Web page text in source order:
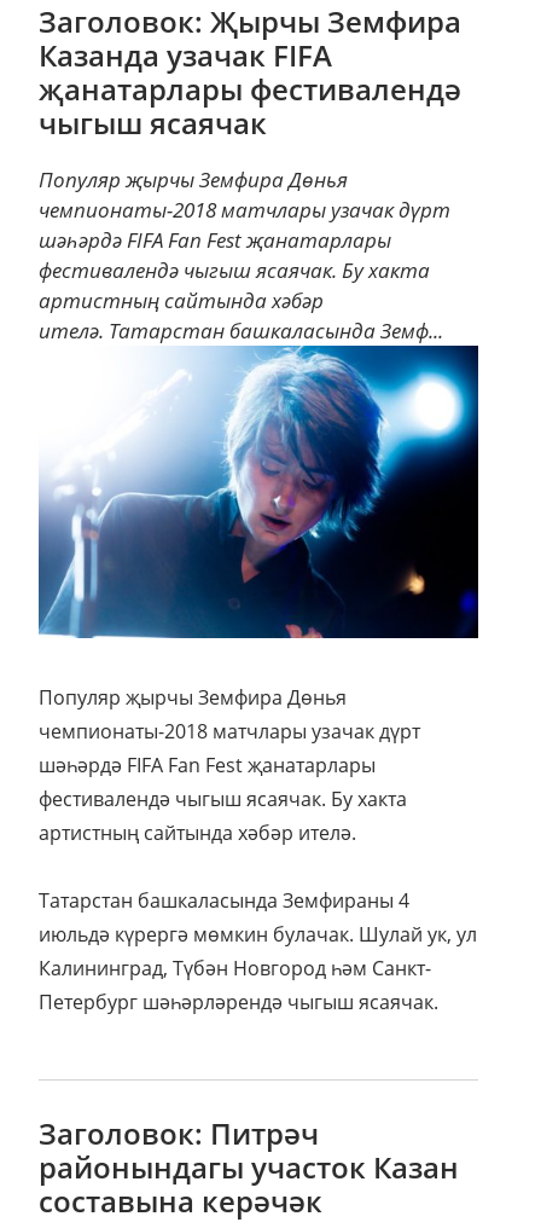
Заголовок: Җырчы Земфира
Казанда узачак FIFA
җанатарлары фестивалендә
чыгыш ясаячак
Популяр җырчы Земфира Дөнья
чемпионаты-2018 матчлары узачак дүрт
шәһәрдә FIFA Fan Fest җанатарлары
фестивалендә чыгыш ясаячак. Бу хакта
артистның сайтында хәбәр
ителә. Татарстан башкаласында Земф...
Популяр җырчы Земфира Дөнья
чемпионаты-2018 матчлары узачак дүрт
шәһәрдә FIFA Fan Fest җанатарлары
фестивалендә чыгыш ясаячак. Бу хакта
артистның сайтында хәбәр ителә.
Татарстан башкаласында Земфираны 4
июльдә күрергә мөмкин булачак. Шулай ук, ул
Калининград, Түбән Новгород һәм Санкт-
Петербург шәһәрләрендә чыгыш ясаячак.
Заголовок: Питрәч
районындагы участок Казан
составына керәчәк